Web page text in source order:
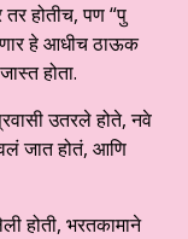
होतीच, पण “पु
हे आधीच ठाऊक
होता.
उतरले होते, नवे
जात होतं, आणि
होती, भरतकामाने